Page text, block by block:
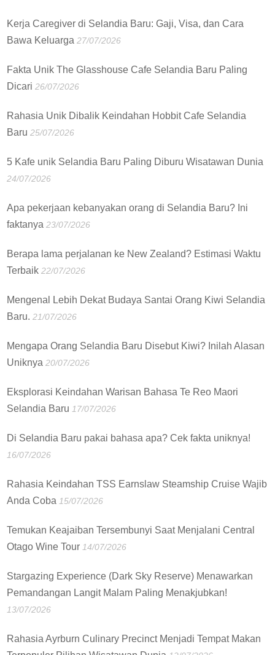
Kerja Caregiver di Selandia Baru: Gaji, Visa, dan Cara
Bawa Keluarga 27/07/2026
Fakta Unik The Glasshouse Cafe Selandia Baru Paling
Dicari 26/07/2026
Rahasia Unik Dibalik Keindahan Hobbit Cafe Selandia
Baru 25/07/2026
5 Kafe unik Selandia Baru Paling Diburu Wisatawan Dunia
24/07/2026
Apa pekerjaan kebanyakan orang di Selandia Baru? Ini
faktanya 23/07/2026
Berapa lama perjalanan ke New Zealand? Estimasi Waktu
Terbaik 22/07/2026
Mengenal Lebih Dekat Budaya Santai Orang Kiwi Selandia
Baru. 21/07/2026
Mengapa Orang Selandia Baru Disebut Kiwi? Inilah Alasan
Uniknya 20/07/2026
Eksplorasi Keindahan Warisan Bahasa Te Reo Maori
Selandia Baru 17/07/2026
Di Selandia Baru pakai bahasa apa? Cek fakta uniknya!
16/07/2026
Rahasia Keindahan TSS Earnslaw Steamship Cruise Wajib
Anda Coba 15/07/2026
Temukan Keajaiban Tersembunyi Saat Menjalani Central
Otago Wine Tour 14/07/2026
Stargazing Experience (Dark Sky Reserve) Menawarkan
Pemandangan Langit Malam Paling Menakjubkan!
13/07/2026
Rahasia Ayrburn Culinary Precinct Menjadi Tempat Makan